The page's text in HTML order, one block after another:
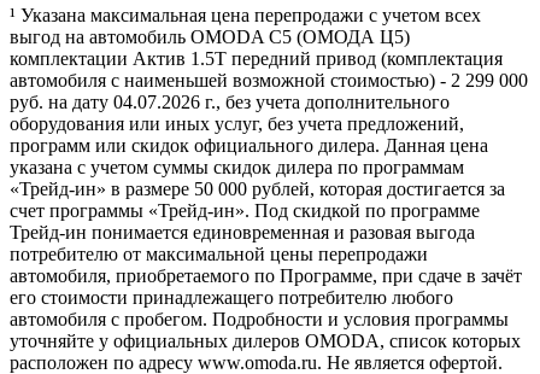
¹ Указана максимальная цена перепродажи с учетом всех
выгод на автомобиль OMODA C5 (ОМОДА Ц5)
комплектации Актив 1.5Т передний привод (комплектация
автомобиля с наименьшей возможной стоимостью) - 2 299 000
руб. на дату 04.07.2026 г., без учета дополнительного
оборудования или иных услуг, без учета предложений,
программ или скидок официального дилера. Данная цена
указана с учетом суммы скидок дилера по программам
«Трейд-ин» в размере 50 000 рублей, которая достигается за
счет программы «Трейд-ин». Под скидкой по программе
Трейд-ин понимается единовременная и разовая выгода
потребителю от максимальной цены перепродажи
автомобиля, приобретаемого по Программе, при сдаче в зачёт
его стоимости принадлежащего потребителю любого
автомобиля с пробегом. Подробности и условия программы
уточняйте у официальных дилеров OMODA, список которых
расположен по адресу www.omoda.ru. Не является офертой.